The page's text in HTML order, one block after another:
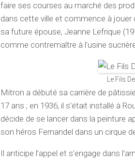
faire ses courses au marché des
dans cette ville et commence à jouer
sa future épouse, Jeanne Lefrique
comme contremaître à l’usine
Le Fils
Mitron a débuté sa carrière de
17 ans ; en 1936, il s’était installé à
décide de se lancer dans la peinture
son héros Fernandel dans un cirque
Il anticipe l’appel et s’engage dans